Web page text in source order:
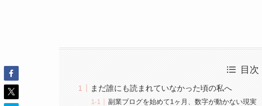
目次
まだ誰にも読まれていなかった頃の私へ
副業ブログを始めて1ヶ月、数字が動かない現実